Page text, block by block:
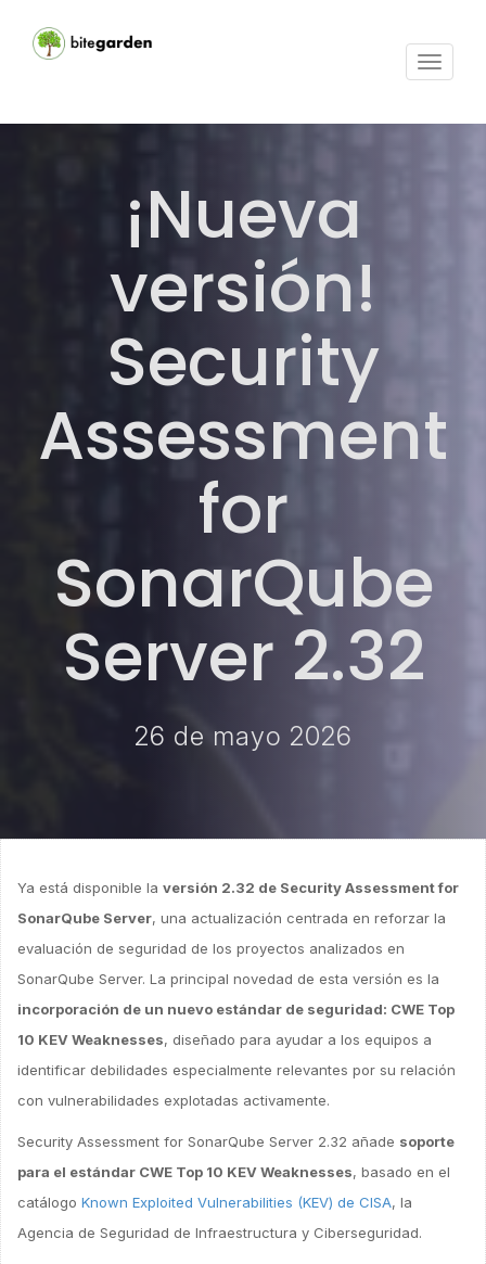
Activar
¡Nueva
versión!
Security
Assessment
for
SonarQube
Server 2.32
26 de mayo 2026
Ya está disponible la versión 2.32 de Security Assessment for
SonarQube Server, una actualización centrada en reforzar la
evaluación de seguridad de los proyectos analizados en
SonarQube Server. La principal novedad de esta versión es la
incorporación de un nuevo estándar de seguridad: CWE Top
10 KEV Weaknesses, diseñado para ayudar a los equipos a
identificar debilidades especialmente relevantes por su relación
con vulnerabilidades explotadas activamente.
Security Assessment for SonarQube Server 2.32 añade soporte
para el estándar CWE Top 10 KEV Weaknesses, basado en el
catálogo Known Exploited Vulnerabilities (KEV) de CISA, la
Agencia de Seguridad de Infraestructura y Ciberseguridad.